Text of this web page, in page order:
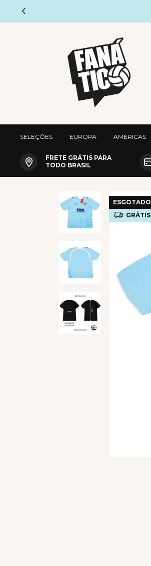
SELEÇÕES EUROPA AMÉRICAS
FRETE GRÁTIS PARA
TODO BRASIL
ESGOTADO
GRÁTIS